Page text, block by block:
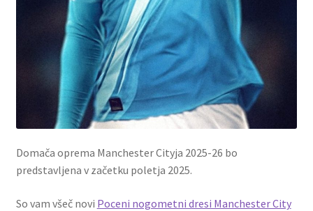
Domača oprema Manchester Cityja 2025-26 bo
predstavljena v začetku poletja 2025.
So vam všeč novi Poceni nogometni dresi Manchester City